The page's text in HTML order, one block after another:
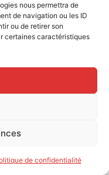
nous permettra de
de navigation ou les ID
ou de retirer son
certaines caractéristiques
de confidentialité